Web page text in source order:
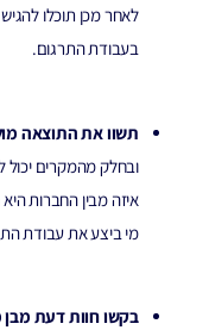
לאחר מכן תוכלו להגיש
בעבודת התרגום.
תשוו את התוצאה
ובחלק מהמקרים יכול
איזה מבין החברות
מי ביצע את עבודת
בקשו חוות דעת